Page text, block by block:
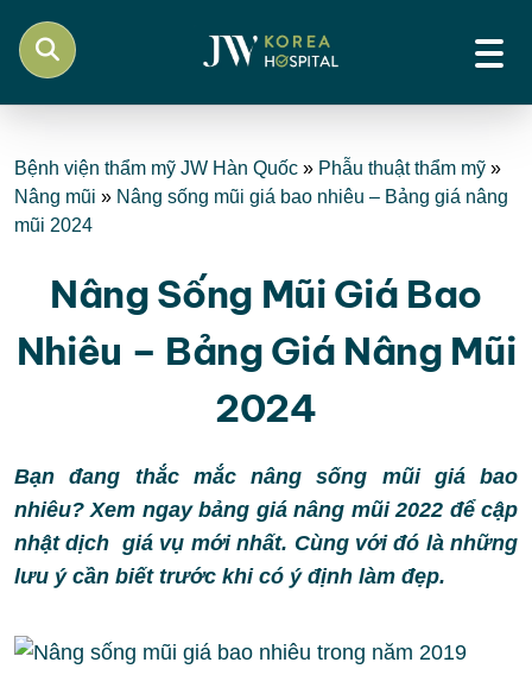
Bệnh viện thẩm mỹ JW Hàn Quốc » Phẫu thuật thẩm mỹ »
Nâng mũi » Nâng sống mũi giá bao nhiêu – Bảng giá nâng
mũi 2024
Nâng Sống Mũi Giá Bao
Nhiêu – Bảng Giá Nâng Mũi
2024
Bạn đang thắc mắc nâng sống mũi giá bao
nhiêu? Xem ngay bảng giá nâng mũi 2022 để cập
nhật dịch giá vụ mới nhất. Cùng với đó là những
lưu ý cần biết trước khi có ý định làm đẹp.